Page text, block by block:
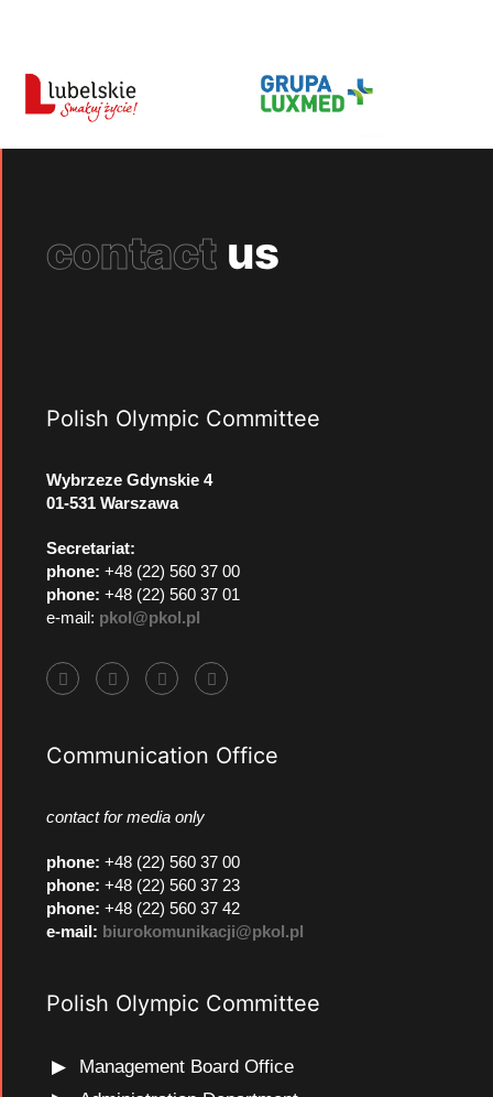
contact us
Polish Olympic Committee
Wybrzeze Gdynskie 4
01-531 Warszawa
Secretariat:
phone: +48 (22) 560 37 00
phone: +48 (22) 560 37 01
e-mail: pkol@pkol.pl
Communication Office
contact for media only
phone: +48 (22) 560 37 00
phone: +48 (22) 560 37 23
phone: +48 (22) 560 37 42
e-mail: biurokomunikacji@pkol.pl
Polish Olympic Committee
Management Board Office